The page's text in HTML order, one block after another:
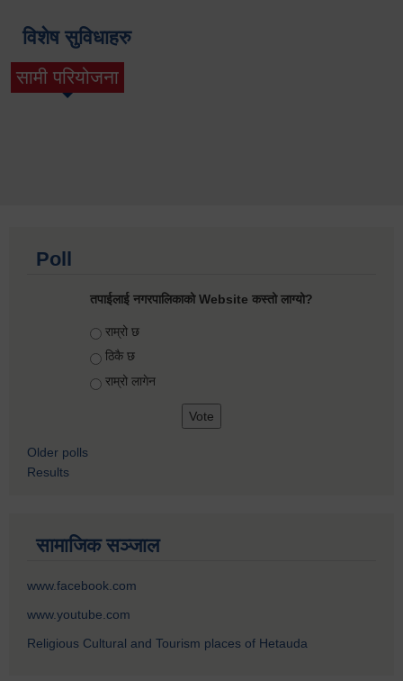
विशेष सुविधाहरु
सामी परियोजना
(active tab)
Poll
तपाईलाई नगरपालिकाको Website कस्तो लाग्यो?
Choices
राम्रो छ
ठिकै छ
राम्रो लागेन
Older polls
Results
सामाजिक सञ्जाल
www.facebook.com
www.youtube.com
Religious Cultural and Tourism places of Hetauda